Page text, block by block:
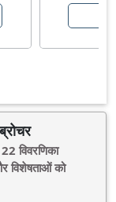
22 विवरणिका
विशेषताओं को